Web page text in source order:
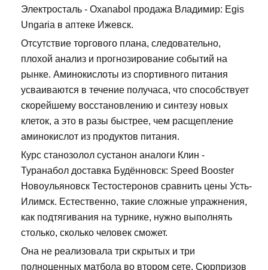
Электросталь - Oxanabol продажа Владимир: Egis
Ungaria в аптеке Ижевск.
Отсутствие торгового плана, следовательно,
плохой анализ и прогнозирование событий на
рынке. Аминокислоты из спортивного питания
усваиваются в течение получаса, что способствует
скорейшему восстановлению и синтезу новых
клеток, а это в разы быстрее, чем расщепление
аминокислот из продуктов питания.
Курс станозолол сустанон аналоги Клин -
Туранабол доставка Будённовск: Speed Booster
Новоульяновск Тестостеронов сравнить цены Усть-
Илимск. Естественно, такие сложные упражнения,
как подтягивания на турнике, нужно выполнять
столько, сколько человек сможет.
Она не реализовала три скрытых и три
полноценных матбола во втором сете. Сюрпризов